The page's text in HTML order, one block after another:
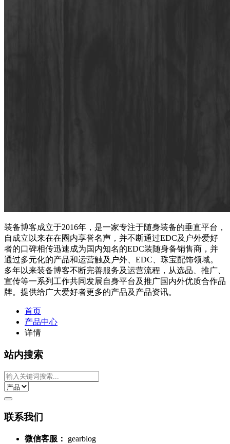
装备博客成立于2016年，是一家专注于随身装备的垂直平台，
自成立以来在在圈内享誉名声，并不断通过EDC及户外爱好
者的口碑相传迅速成为国内知名的EDC装随身备销售商，并
通过多元化的产品和运营触及户外、EDC、珠宝配饰领域。
多年以来装备博客不断完善服务及运营流程，从选品、推广、
宣传等一系列工作共同发展自身平台及推广国内外优质合作品
牌。提供给广大爱好者更多的产品及产品资讯。
首页
产品中心
详情
站内搜索
联系我们
微信客服：
gearblog